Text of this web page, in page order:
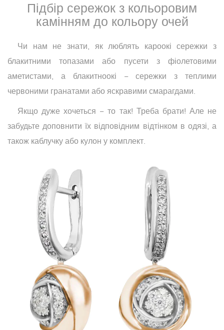
Підбір сережок з кольоровим
камінням до кольору очей
Чи нам не знати, як люблять кароокі сережки з
блакитними топазами або пусети з фіолетовими
аметистами, а блакитноокі − сережки з теплими
червоними гранатами або яскравими смарагдами.
Якщо дуже хочеться − то так! Треба брати! Але не
забудьте доповнити їх відповідним відтінком в одязі, а
також каблучку або кулон у комплект.